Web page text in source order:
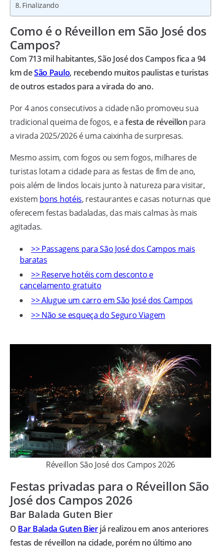
Finalizando
Como é o Réveillon em São José dos
Campos?
Com 713 mil habitantes, São José dos Campos fica a 94
km deSão Paulo, recebendo muitos paulistas e turistas
de outros estados para a virada do ano.
Por 4 anos consecutivos a cidade não promoveu sua
tradicional queima de fogos, e afesta de réveillon para
a virada 2025/2026 é uma caixinha de surpresas.
Mesmo assim, com fogos ou sem fogos, milhares de
turistas lotam a cidade para as festas de fim de ano,
pois além de lindos locais junto à natureza para visitar,
existem bons hotéis, restaurantes e casas noturnas que
oferecem festas badaladas, das mais calmas às mais
agitadas.
>> Passagens para São José dos Campos mais
baratas
>> Reserve hotéis com desconto e
cancelamento gratuito
>> Alugue um carro em São José dos Campos
>> Não se esqueça do Seguro Viagem
Réveillon São José dos Campos 2026
Festas privadas para o Réveillon São
José dos Campos 2026
Bar Balada Guten Bier
O Bar Balada Guten Bierjá realizou em anos anteriores
festas de réveillon na cidade, porém no último ano